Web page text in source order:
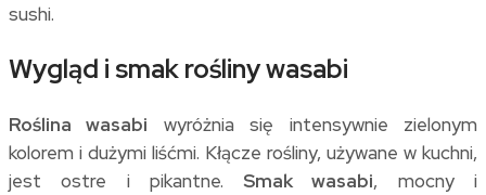
sushi.
Wygląd i smak rośliny wasabi
Roślina wasabi wyróżnia się intensywnie zielonym
kolorem i dużymi liśćmi. Kłącze rośliny, używane w kuchni,
jest ostre i pikantne.Smak wasabi, mocny i